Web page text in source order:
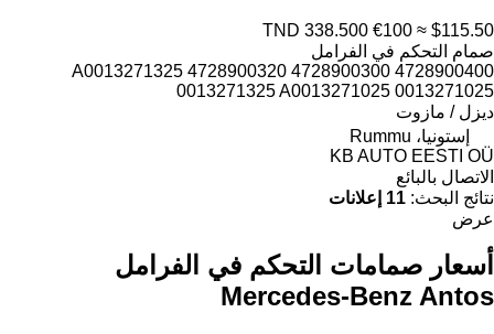
TND 338.500 €100 ≈ $115.50
صمام التحكم في الفرامل
4728900400 4728900300 4728900320 A0013271325
0013271325 A0013271025 0013271025
ديزل / مازوت
إستونيا، Rummu
KB AUTO EESTI OÜ
الاتصال بالبائع
نتائج البحث: 11 إعلانات
عرض
أسعار صمامات التحكم في الفرامل
Mercedes-Benz Antos